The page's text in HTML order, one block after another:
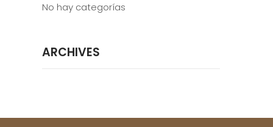
No hay categorías
ARCHIVES